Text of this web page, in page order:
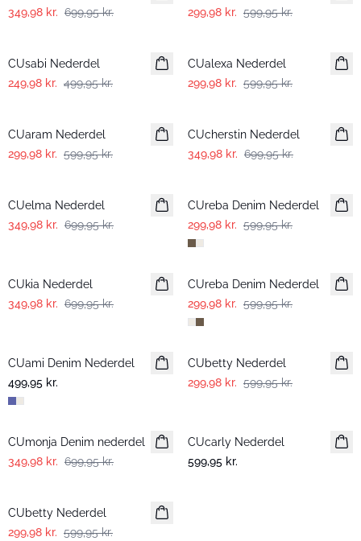
349,98 kr. 699,95 kr.
299,98 kr. 599,95 kr.
CUsabi Nederdel
249,98 kr. 499,95 kr.
CUalexa Nederdel
299,98 kr. 599,95 kr.
CUaram Nederdel
299,98 kr. 599,95 kr.
CUcherstin Nederdel
349,98 kr. 699,95 kr.
CUelma Nederdel
349,98 kr. 699,95 kr.
CUreba Denim Nederdel
299,98 kr. 599,95 kr.
CUkia Nederdel
349,98 kr. 699,95 kr.
-50%
CUreba Denim Nederdel
299,98 kr. 599,95 kr.
CUami Denim Nederdel
499,95 kr.
-50%
CUbetty Nederdel
299,98 kr. 599,95 kr.
-50%
CUmonja Denim nederdel
349,98 kr. 699,95 kr.
CUcarly Nederdel
599,95 kr.
CUbetty Nederdel
299,98 kr. 599,95 kr.